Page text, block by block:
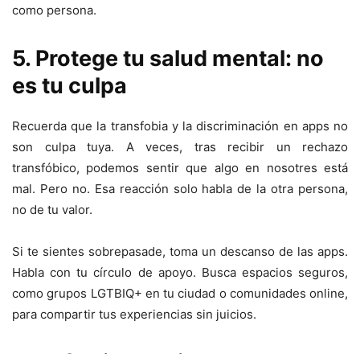
como persona.
5. Protege tu salud mental: no
es tu culpa
Recuerda que la transfobia y la discriminación en apps no
son culpa tuya. A veces, tras recibir un rechazo
transfóbico, podemos sentir que algo en nosotres está
mal. Pero no. Esa reacción solo habla de la otra persona,
no de tu valor.
Si te sientes sobrepasade, toma un descanso de las apps.
Habla con tu círculo de apoyo. Busca espacios seguros,
como grupos LGTBIQ+ en tu ciudad o comunidades online,
para compartir tus experiencias sin juicios.